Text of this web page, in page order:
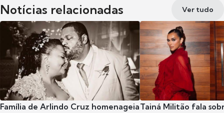
Notícias relacionadas Ver tudo
Família de Arlindo Cruz homenageiaTainá Militão fala